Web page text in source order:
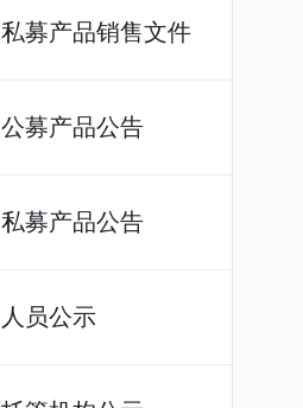
私募产品销售文件
公募产品公告
私募产品公告
人员公示